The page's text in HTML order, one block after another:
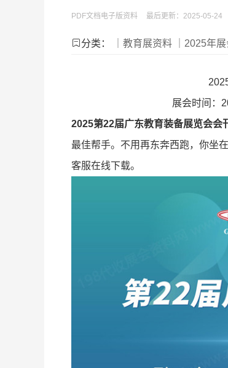
PDF文档电子版资料 最后更新：2025-05-24
分类： ｜教育展资料 ｜2025年
展会时间：
2025第22届广东教育装备展览会会
最佳帮手。不用再东奔西跑，你坐
客服在线下载。